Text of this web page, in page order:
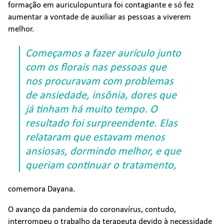
formação em auriculopuntura foi contagiante e só fez
aumentar a vontade de auxiliar as pessoas a viverem
melhor.
Começamos a fazer aurículo junto
com os florais nas pessoas que
nos procuravam com problemas
de ansiedade, insônia, dores que
já tinham há muito tempo. O
resultado foi surpreendente. Elas
relataram que estavam menos
ansiosas, dormindo melhor, e que
queriam continuar o tratamento,
comemora Dayana.
O avanço da pandemia do coronavírus, contudo,
interrompeu o trabalho da terapeuta devido à necessidade